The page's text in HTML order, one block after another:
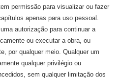
permissão para visualizar ou fazer
apenas para uso pessoal.
autorização para continuar a
ou executar a obra, ou
por qualquer meio. Qualquer um
qualquer privilégio ou
sem qualquer limitação dos